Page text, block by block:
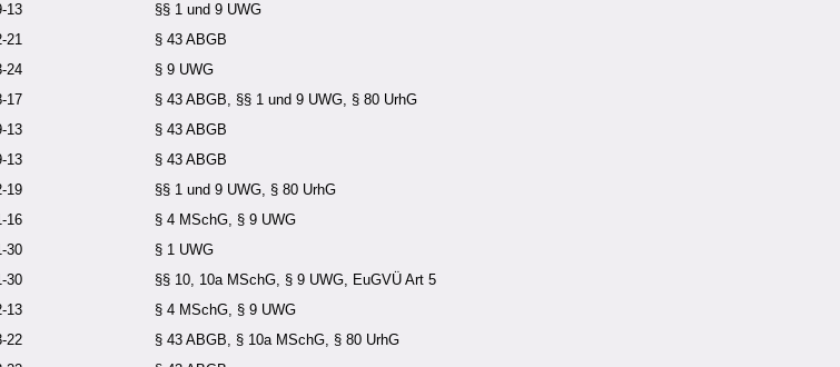
13
§§ 1 und 9 UWG
21
§ 43 ABGB
24
§ 9 UWG
17
§ 43 ABGB, §§ 1 und 9 UWG, § 80 UrhG
13
§ 43 ABGB
13
§ 43 ABGB
19
§§ 1 und 9 UWG, § 80 UrhG
16
§ 4 MSchG, § 9 UWG
30
§ 1 UWG
30
§§ 10, 10a MSchG, § 9 UWG, EuGVÜ Art 5
13
§ 4 MSchG, § 9 UWG
22
§ 43 ABGB, § 10a MSchG, § 80 UrhG